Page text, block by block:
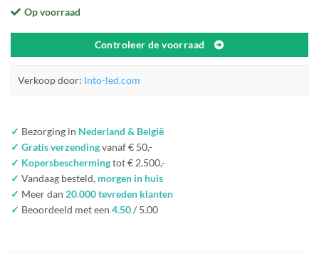
Op voorraad
Controleer de voorraad
Verkoop door: Into-led.com
✓ Bezorging in Nederland & België
✓ Gratis verzendingvanaf € 50,-
✓ Kopersbeschermingtot € 2.500,-
✓ Vandaag besteld, morgen in huis
✓ Meer dan 20.000 tevreden klanten
✓ Beoordeeld met een 4.50/ 5.00